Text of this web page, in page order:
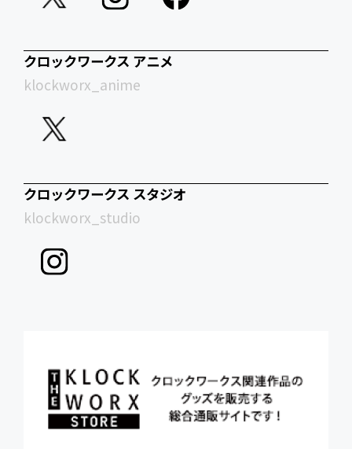
クロックワークス アニメ
klockworx_anime
クロックワークス スタジオ
klockworx_studio